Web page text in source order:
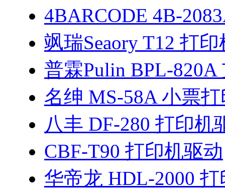
4BARCODE 4B-
飒瑞Seaory T12 打
普霖Pulin BPL-820A
名绅 MS-58A 小票
八丰 DF-280 打印机
CBF-T90 打印机驱动
华帝龙 HDL-2000